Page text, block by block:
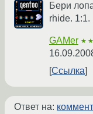
Бери
rhide. 1:1.
GAMer
Ссылка
Ответ на: